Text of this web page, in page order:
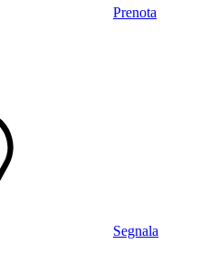
Prenota
Segnala